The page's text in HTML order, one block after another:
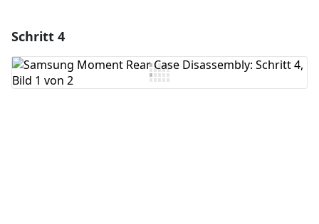
Kommentar hinzufügen
Schritt 4